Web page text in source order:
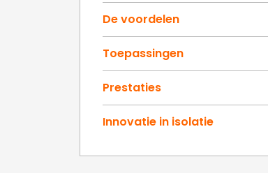
De voordelen
Toepassingen
Prestaties
Innovatie in isolatie